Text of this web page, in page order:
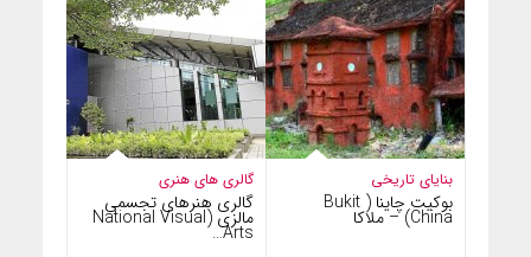
گالری های هنری
گالری هنرهای تجسمی
مالزی (National Visual
Arts…
بنایای تاریخی
بوکیت چاینا ( Bukit
China) – ملاکا